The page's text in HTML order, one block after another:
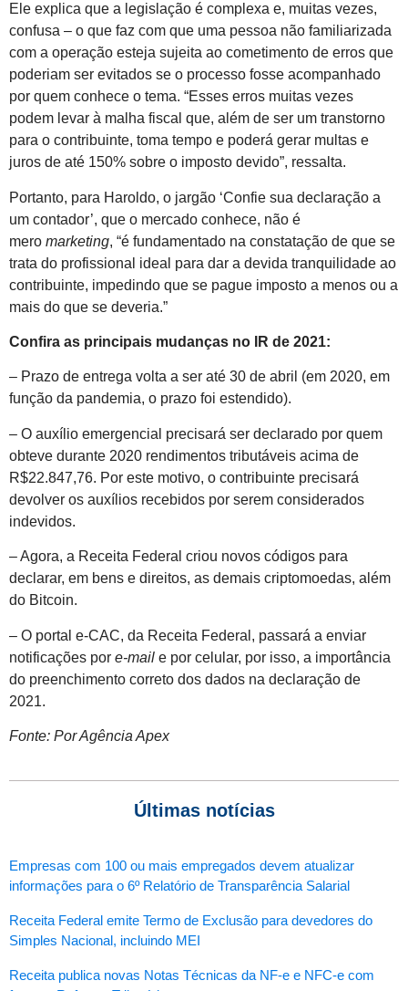
Ele explica que a legislação é complexa e, muitas vezes,
confusa – o que faz com que uma pessoa não familiarizada
com a operação esteja sujeita ao cometimento de erros que
poderiam ser evitados se o processo fosse acompanhado
por quem conhece o tema. “Esses erros muitas vezes
podem levar à malha fiscal que, além de ser um transtorno
para o contribuinte, toma tempo e poderá gerar multas e
juros de até 150% sobre o imposto devido”, ressalta.
Portanto, para Haroldo, o jargão ‘Confie sua declaração a
um contador’, que o mercado conhece, não é
mero marketing, “é fundamentado na constatação de que se
trata do profissional ideal para dar a devida tranquilidade ao
contribuinte, impedindo que se pague imposto a menos ou a
mais do que se deveria.”
Confira as principais mudanças no IR de 2021:
– Prazo de entrega volta a ser até 30 de abril (em 2020, em
função da pandemia, o prazo foi estendido).
– O auxílio emergencial precisará ser declarado por quem
obteve durante 2020 rendimentos tributáveis acima de
R$22.847,76. Por este motivo, o contribuinte precisará
devolver os auxílios recebidos por serem considerados
indevidos.
– Agora, a Receita Federal criou novos códigos para
declarar, em bens e direitos, as demais criptomoedas, além
do Bitcoin.
– O portal e-CAC, da Receita Federal, passará a enviar
notificações por e-mail e por celular, por isso, a importância
do preenchimento correto dos dados na declaração de
2021.
Fonte: Por Agência Apex
Últimas notícias
Empresas com 100 ou mais empregados devem atualizar
informações para o 6º Relatório de Transparência Salarial
Receita Federal emite Termo de Exclusão para devedores do
Simples Nacional, incluindo MEI
Receita publica novas Notas Técnicas da NF-e e NFC-e com